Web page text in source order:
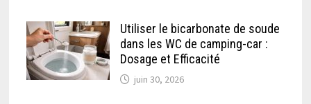
Utiliser le bicarbonate de soude
dans les WC de camping-car :
Dosage et Efficacité
juin 30, 2026